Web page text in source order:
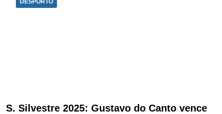
S. Silvestre 2025: Gustavo do Canto vence